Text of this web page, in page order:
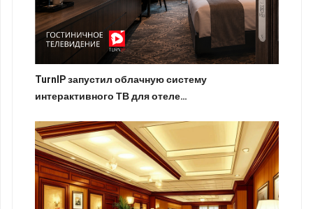
TurnIP запустил облачную систему
интерактивного ТВ для отеле…